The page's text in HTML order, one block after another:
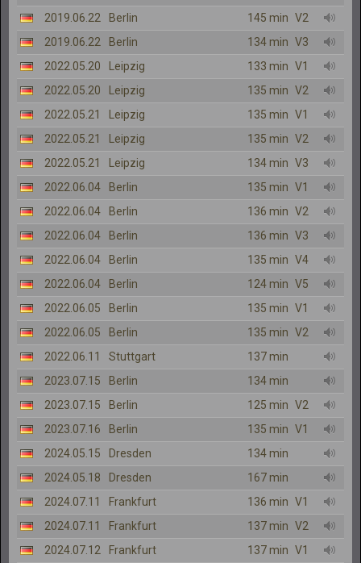
2019.06.22
Berlin 145 min V2
2019.06.22
Berlin 134 min V3
2022.05.20
Leipzig 133 min V1
2022.05.20
Leipzig 135 min V2
2022.05.21
Leipzig 135 min V1
2022.05.21
Leipzig 135 min V2
2022.05.21
Leipzig 134 min V3
2022.06.04
Berlin 135 min V1
2022.06.04
Berlin 136 min V2
2022.06.04
Berlin 136 min V3
2022.06.04
Berlin 135 min V4
2022.06.04
Berlin 124 min V5
2022.06.05
Berlin 135 min V1
2022.06.05
Berlin 135 min V2
2022.06.11
Stuttgart
137 min
2023.07.15
Berlin
134 min
2023.07.15
Berlin 125 min V2
2023.07.16
Berlin 135 min V1
2024.05.15
Dresden
134 min
2024.05.18
Dresden
167 min
2024.07.11
Frankfurt 136 min V1
2024.07.11
Frankfurt 137 min V2
2024.07.12
Frankfurt 137 min V1